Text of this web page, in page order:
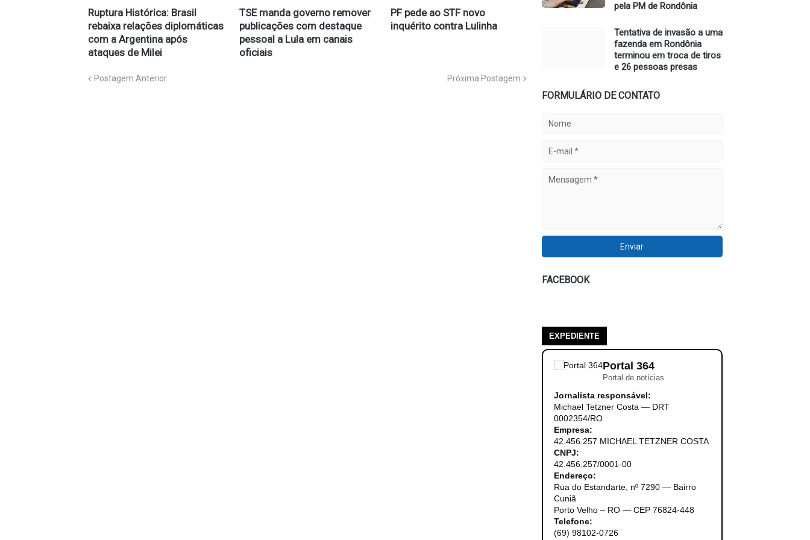
Ruptura Histórica: Brasil
rebaixa relações diplomáticas
com a Argentina após
ataques de Milei
TSE manda governo remover
publicações com destaque
pessoal a Lula em canais
oficiais
PF pede ao STF novo
inquérito contra Lulinha
Postagem Anterior Próxima Postagem
pela PM de Rondônia
Tentativa de invasão a uma
fazenda em Rondônia
terminou em troca de tiros
e 26 pessoas presas
FORMULÁRIO DE CONTATO
FACEBOOK
EXPEDIENTE
Portal 364
Portal de notícias
Jornalista responsável:
Michael Tetzner Costa — DRT
0002354/RO
Empresa:
42.456.257 MICHAEL TETZNER COSTA
CNPJ:
42.456.257/0001-00
Endereço:
Rua do Estandarte, nº 7290 — Bairro
Cuniã
Porto Velho – RO — CEP 76824-448
Telefone:
(69) 98102-0726